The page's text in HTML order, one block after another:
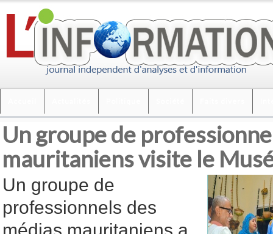
Un groupe de
mauritaniens visite le
Un groupe de
professionnels des